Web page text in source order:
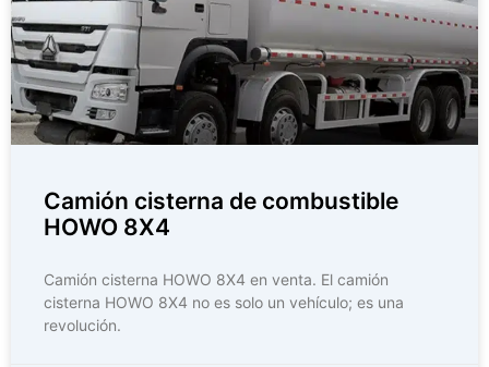
Camión cisterna de combustible
HOWO 8X4
Camión cisterna HOWO 8X4 en venta. El camión
cisterna HOWO 8X4 no es solo un vehículo; es una
revolución.